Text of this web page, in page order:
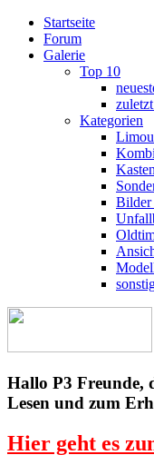
Startseite
Forum
Galerie
Top 10
Kategorien
Kombi
Bilder
Hallo P3 Freunde,
Lesen und zum
Hier geht es